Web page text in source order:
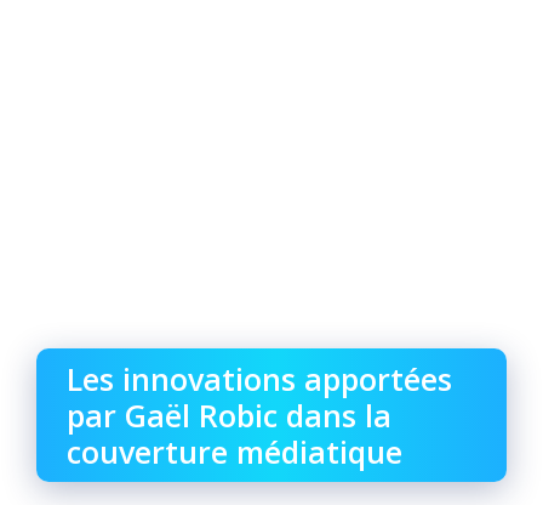
Les innovations apportées
par Gaël Robic dans la
couverture médiatique